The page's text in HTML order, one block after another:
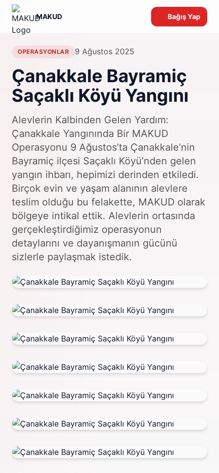
MAKUD Bağış Yap
OPERASYONLAR 9 Ağustos 2025
Çanakkale Bayramiç
Saçaklı Köyü Yangını
Alevlerin Kalbinden Gelen Yardım:
Çanakkale Yangınında Bir MAKUD
Operasyonu 9 Ağustos’ta Çanakkale’nin
Bayramiç ilçesi Saçaklı Köyü’nden gelen
yangın ihbarı, hepimizi derinden etkiledi.
Birçok evin ve yaşam alanının alevlere
teslim olduğu bu felakette, MAKUD olarak
bölgeye intikal ettik. Alevlerin ortasında
gerçekleştirdiğimiz operasyonun
detaylarını ve dayanışmanın gücünü
sizlerle paylaşmak istedik.